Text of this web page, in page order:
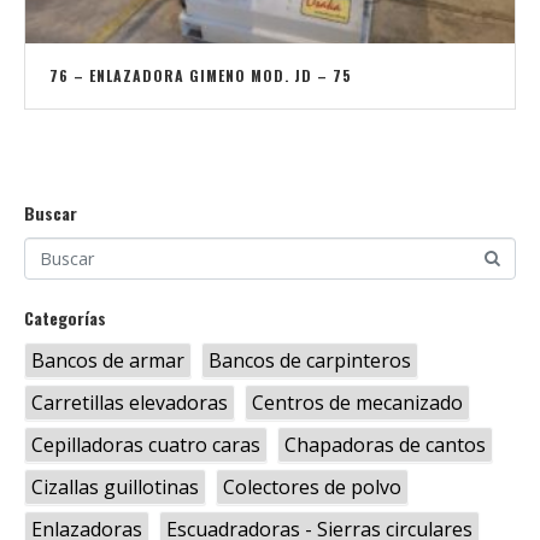
76 – ENLAZADORA GIMENO MOD. JD – 75
Buscar
Categorías
Bancos de armar
Bancos de carpinteros
Carretillas elevadoras
Centros de mecanizado
Cepilladoras cuatro caras
Chapadoras de cantos
Cizallas guillotinas
Colectores de polvo
Enlazadoras
Escuadradoras - Sierras circulares